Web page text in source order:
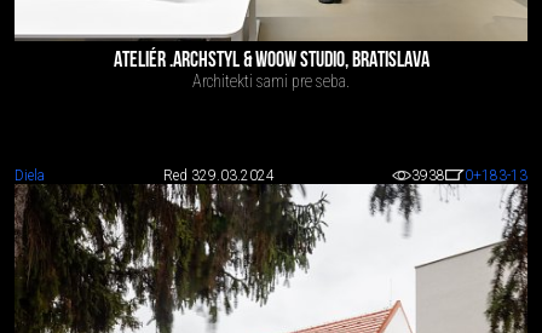
ATELIÉR .ARCHSTYL & WOOW STUDIO, BRATISLAVA
Architekti sami pre seba.
Diela Red 329.03.2024 3938 0+183-13